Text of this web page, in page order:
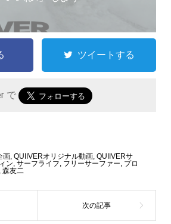
ツイートする
で
画, QUIIVERオリジナル動画, QUIIVERサ
ン サーフライフ フリーサーファー プロ
森友二